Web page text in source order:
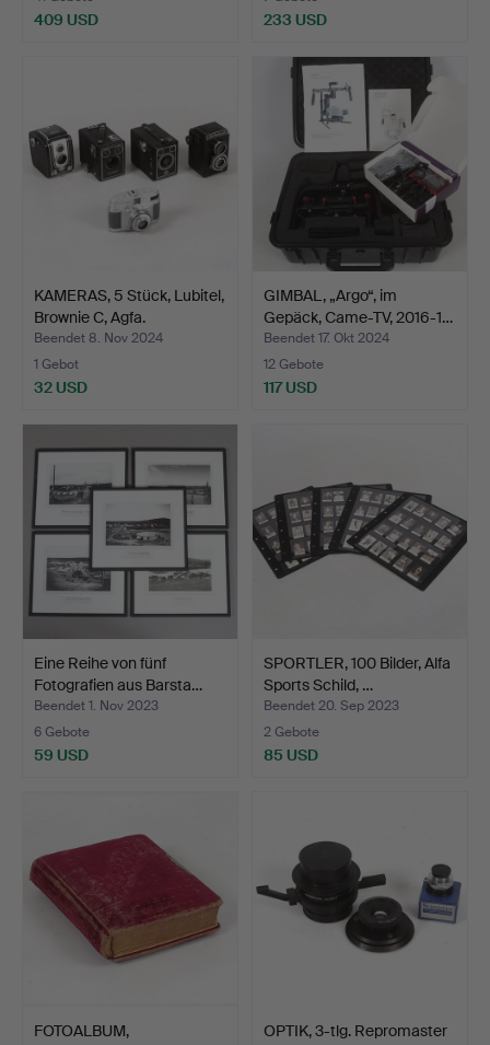
409 USD 233 USD
KAMERAS, 5 Stück, Lubitel,
Brownie C, Agfa.
Beendet 8. Nov 2024
1 Gebot
32 USD
GIMBAL, „Argo“, im
Gepäck, Came-TV, 2016-1…
Beendet 17. Okt 2024
12 Gebote
117 USD
Eine Reihe von fünf
Fotografien aus Barsta…
Beendet 1. Nov 2023
6 Gebote
59 USD
SPORTLER, 100 Bilder, Alfa
Sports Schild, …
Beendet 20. Sep 2023
2 Gebote
85 USD
FOTOALBUM,
OPTIK, 3-tlg. Repromaster